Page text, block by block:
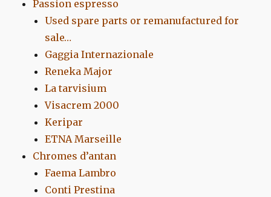
Passion espresso
Used spare parts or remanufactured for
sale…
Gaggia Internazionale
Reneka Major
La tarvisium
Visacrem 2000
Keripar
ETNA Marseille
Chromes d’antan
Faema Lambro
Conti Prestina